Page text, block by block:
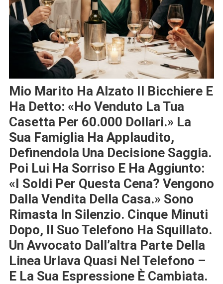
Mio Marito Ha Alzato Il Bicchiere E
Ha Detto: «Ho Venduto La Tua
Casetta Per 60.000 Dollari.» La
Sua Famiglia Ha Applaudito,
Definendola Una Decisione Saggia.
Poi Lui Ha Sorriso E Ha Aggiunto:
«I Soldi Per Questa Cena? Vengono
Dalla Vendita Della Casa.» Sono
Rimasta In Silenzio. Cinque Minuti
Dopo, Il Suo Telefono Ha Squillato.
Un Avvocato Dall’altra Parte Della
Linea Urlava Quasi Nel Telefono –
E La Sua Espressione È Cambiata.